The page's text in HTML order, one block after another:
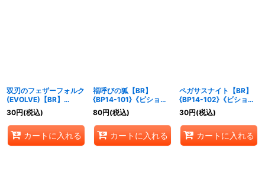
双刃のフェザーフォルク
(EVOLVE)【BR】
{BP14-100}《ビショッ
プ》
30円(税込)
カートに入れる
福呼びの狐【BR】
{BP14-101}《ビショッ
プ》
80円(税込)
カートに入れる
ペガサスナイト【BR】
{BP14-102}《ビショッ
プ》
30円(税込)
カートに入れる